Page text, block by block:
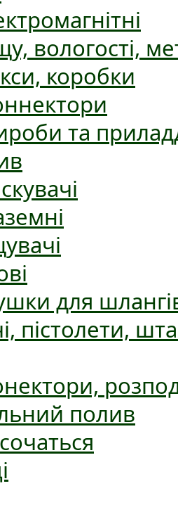
вологості,
коробки
та
для
пістолети,
полив